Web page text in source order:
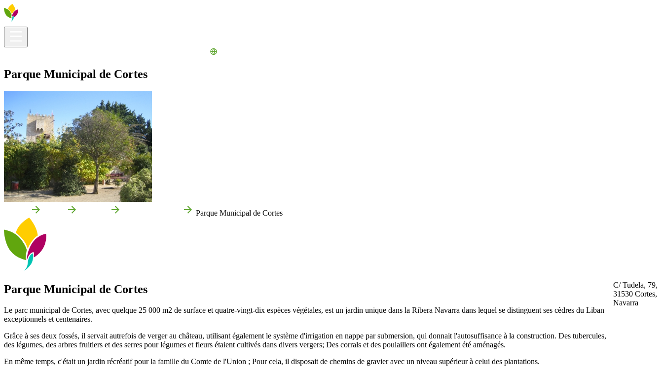
Parque Municipal de Cortes
Parque Municipal de Cortes
Parque Municipal de Cortes
Le parc municipal de Cortes, avec quelque 25 000 m2 de surface et quatre-vingt-dix espèces végétales, est un jardin unique dans la Ribera Navarra dans lequel se distinguent ses cèdres du Liban
exceptionnels et centenaires.
Grâce à ses deux fossés, il servait autrefois de verger au château, utilisant également le système d'irrigation en nappe par submersion, qui donnait l'autosuffisance à la construction. Des tubercules,
des légumes, des arbres fruitiers et des serres pour légumes et fleurs étaient cultivés dans divers vergers; Des corrals et des poulaillers ont également été aménagés.
En même temps, c'était un jardin récréatif pour la famille du Comte de l'Union ; Pour cela, il disposait de chemins de gravier avec un niveau supérieur à celui des plantations.
C/ Tudela, 79,
31530 Cortes,
Navarra